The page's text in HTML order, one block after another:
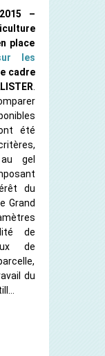
–
place
les
cadre
été
gel
du
Grand
de
de
du